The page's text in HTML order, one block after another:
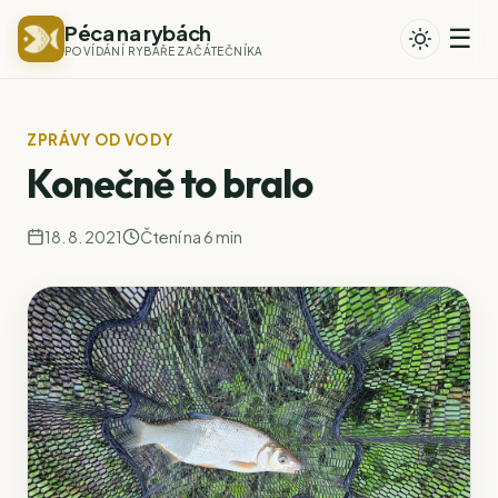
Péca na rybách
POVÍDÁNÍ RYBÁŘE ZAČÁTEČNÍKA ☰
ZPRÁVY OD VODY
Konečně to bralo
18. 8. 2021 Čtení na 6 min